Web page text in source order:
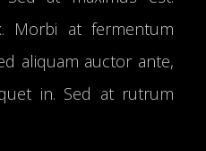
Morbi at fermentum
aliquam auctor ante,
in. Sed at rutrum